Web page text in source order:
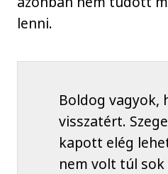
lenni.
Boldog vagyok,
visszatért.
kapott elég
nem volt túl sok